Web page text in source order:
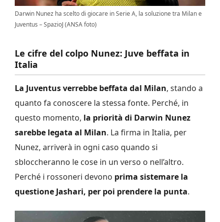
Darwin Nunez ha scelto di giocare in Serie A, la soluzione tra Milan e
Juventus – SpazioJ (ANSA foto)
Le cifre del colpo Nunez: Juve beffata in
Italia
La Juventus verrebbe beffata dal Milan, stando a
quanto fa conoscere la stessa fonte. Perché, in
questo momento, la priorità di Darwin Nunez
sarebbe legata al Milan. La firma in Italia, per
Nunez, arriverà in ogni caso quando si
sbloccheranno le cose in un verso o nell’altro.
Perché i rossoneri devono prima sistemare la
questione Jashari, per poi prendere la punta.